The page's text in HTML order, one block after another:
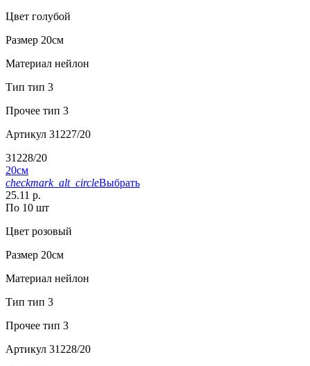
Цвет голубой
Размер 20см
Материал нейлон
Тип тип 3
Прочее тип 3
Артикул 31227/20
31228/20
20см
checkmark_alt_circleВыбрать
25.11 р.
По 10 шт
Цвет розовый
Размер 20см
Материал нейлон
Тип тип 3
Прочее тип 3
Артикул 31228/20